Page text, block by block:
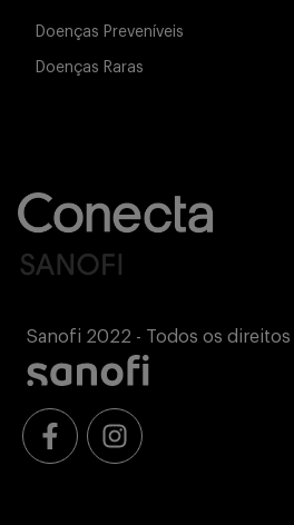
Doenças Preveníveis
Doenças Raras
Sanofi 2022 - Todos os direitos